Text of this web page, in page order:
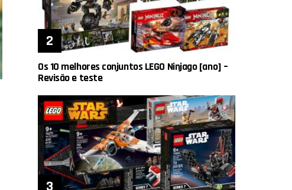
Os 10 melhores conjuntos LEGO Ninjago [ano] –
Revisão e teste